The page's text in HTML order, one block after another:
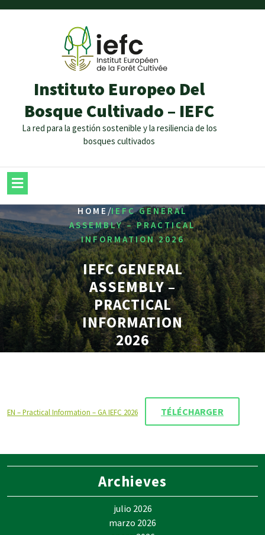
Instituto Europeo Del
Bosque Cultivado – IEFC
La red para la gestión sostenible y la resiliencia de los
bosques cultivados
HOME/IEFC GENERAL
ASSEMBLY – PRACTICAL
INFORMATION 2026
IEFC GENERAL
ASSEMBLY –
PRACTICAL
INFORMATION
2026
EN – Practical Information – GA IEFC 2026 TÉLÉCHARGER
Archieves
julio 2026
marzo 2026